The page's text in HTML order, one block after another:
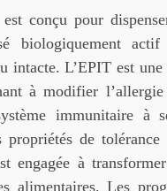
est conçu pour
biologiquement
intacte. L’EPIT est
à modifier l’allergie
immunitaire à
propriétés de
engagée à
alimentaires. Les